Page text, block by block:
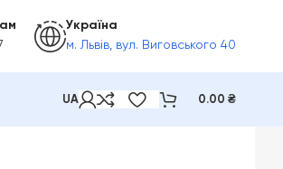
Україна
м. Львів, вул. Виговського 40
UA 0.00 ₴